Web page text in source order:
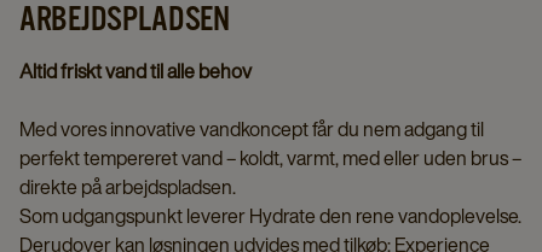
ARBEJDSPLADSEN
Altid friskt vand til alle behov
Med vores innovative vandkoncept får du nem adgang til
perfekt tempereret vand – koldt, varmt, med eller uden brus –
direkte på arbejdspladsen.
Som udgangspunkt leverer Hydrate den rene vandoplevelse.
Derudover kan løsningen udvides med tilkøb: Experience